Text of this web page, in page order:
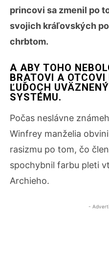
princovi sa zmenil po
svojich kráľovských
chrbtom.
A ABY TOHO
BRATOVI A OTCOVI
ĽUĎOCH
SYSTÉMU.
Počas neslávne
Winfrey manželia
rasizmu po tom, čo
spochybnil farbu pleti
Archieho.
-